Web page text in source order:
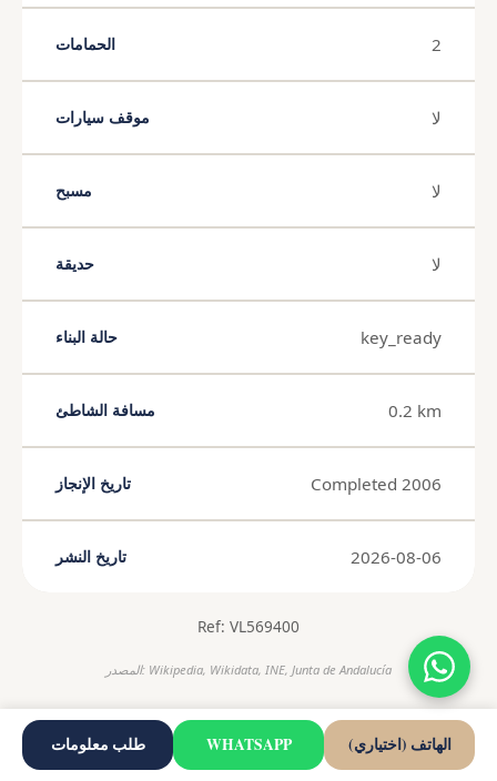
الحمامات 2
موقف سيارات لا
مسبح لا
حديقة لا
حالة البناء key_ready
مسافة الشاطئ 0.2 km
تاريخ الإنجاز Completed 2006
تاريخ النشر 2026-08-06
Ref: VL569400
المصدر: Wikipedia, Wikidata, INE, Junta de Andalucía
طلب معلومات WHATSAPP الهاتف (اختياري)